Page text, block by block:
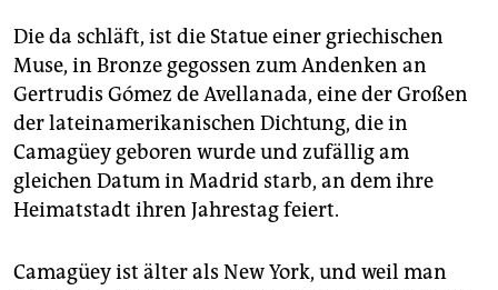
Die da schläft, ist die Statue einer griechischen
Muse, in Bronze gegossen zum Andenken an
Gertrudis Gómez de Avellanada, eine der Großen
der lateinamerikanischen Dichtung, die in
Camagüey geboren wurde und zufällig am
gleichen Datum in Madrid starb, an dem ihre
Heimatstadt ihren Jahrestag feiert.
Camagüey ist älter als New York, und weil man